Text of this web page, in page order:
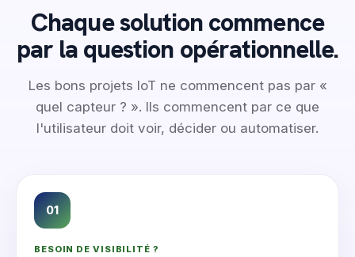
Relu par:
Équipe d'ingénierie WillowSoft
Mis à jour:2026-07-06
Source:À propos, données produits et services
Chaque solution commence
par la question opérationnelle.
Les bons projets IoT ne commencent pas par «
quel capteur ? ». Ils commencent par ce que
l'utilisateur doit voir, décider ou automatiser.
01
BESOIN DE VISIBILITÉ ?